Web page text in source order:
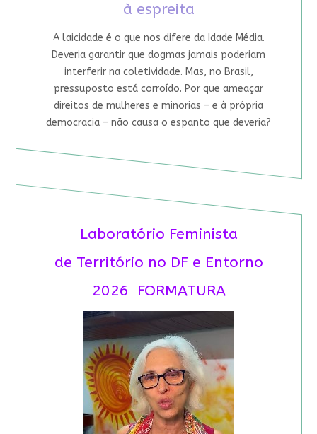
à espreita
A laicidade é o que nos difere da Idade Média.
Deveria garantir que dogmas jamais poderiam
interferir na coletividade. Mas, no Brasil,
pressuposto está corroído. Por que ameaçar
direitos de mulheres e minorias – e à própria
democracia – não causa o espanto que deveria?
Laboratório Feminista
de Território no DF e Entorno
2026 FORMATURA